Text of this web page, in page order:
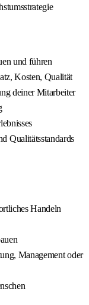
und führen
Kosten, Qualität
deiner Mitarbeiter
Qualitätsstandards
Handeln
Management oder